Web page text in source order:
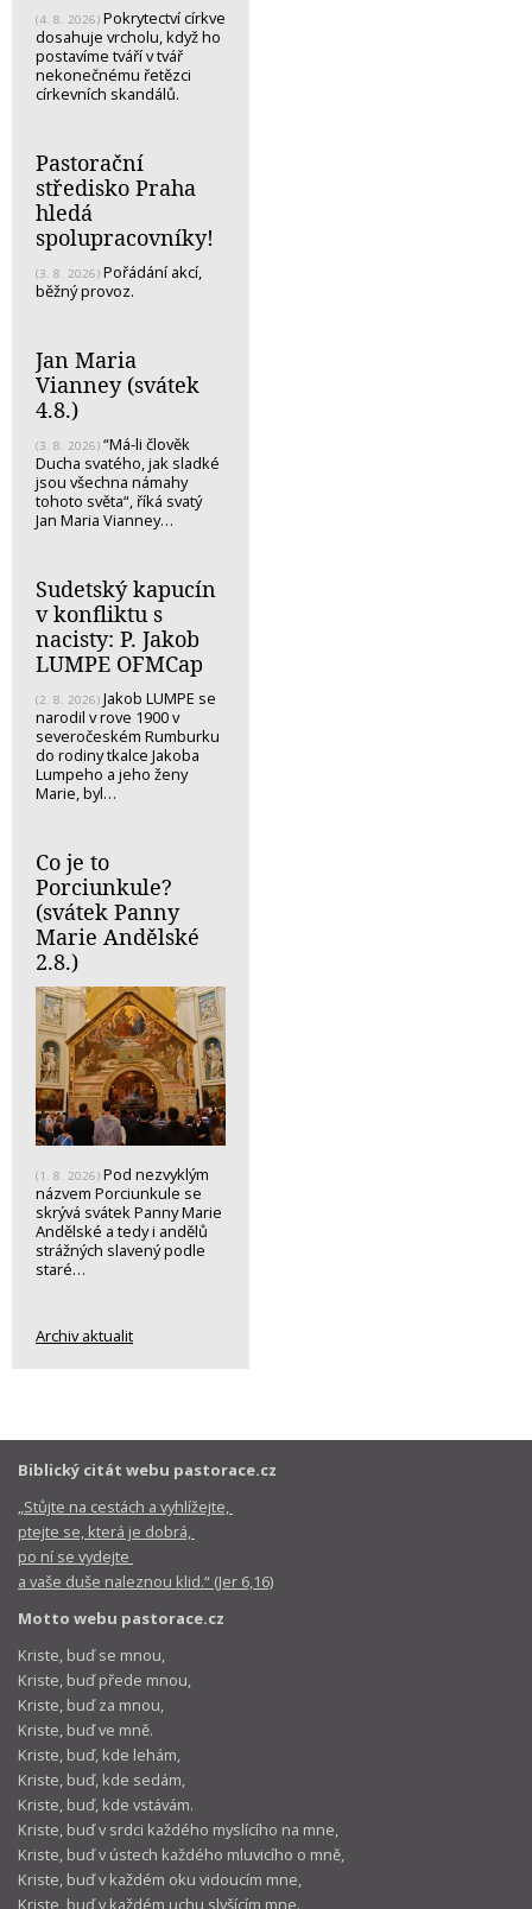
(4. 8. 2026) Pokrytectví církve
dosahuje vrcholu, když ho
postavíme tváří v tvář
nekonečnému řetězci
církevních skandálů.
Pastorační
středisko Praha
hledá
spolupracovníky!
(3. 8. 2026) Pořádání akcí,
běžný provoz.
Jan Maria
Vianney (svátek
4.8.)
(3. 8. 2026) “Má-li člověk
Ducha svatého, jak sladké
jsou všechna námahy
tohoto světa“, říká svatý
Jan Maria Vianney…
Sudetský kapucín
v konfliktu s
nacisty: P. Jakob
LUMPE OFMCap
(2. 8. 2026) Jakob LUMPE se
narodil v rove 1900 v
severočeském Rumburku
do rodiny tkalce Jakoba
Lumpeho a jeho ženy
Marie, byl…
Co je to
Porciunkule?
(svátek Panny
Marie Andělské
2.8.)
(1. 8. 2026) Pod nezvyklým
názvem Porciunkule se
skrývá svátek Panny Marie
Andělské a tedy i andělů
strážných slavený podle
staré…
Archiv aktualit
Biblický citát webu pastorace.cz
„Stůjte na cestách a vyhlížejte,
ptejte se, která je dobrá,
po ní se vydejte
a vaše duše naleznou klid.“ (Jer 6,16)
Motto webu pastorace.cz
Kriste, buď se mnou,
Kriste, buď přede mnou,
Kriste, buď za mnou,
Kriste, buď ve mně.
Kriste, buď, kde lehám,
Kriste, buď, kde sedám,
Kriste, buď, kde vstávám.
Kriste, buď v srdci každého myslícího na mne,
Kriste, buď v ústech každého mluvicího o mně,
Kriste, buď v každém oku vidoucím mne,
Kriste, buď v každém uchu slyšícím mne.